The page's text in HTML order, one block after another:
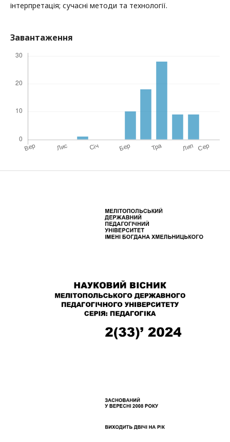
інтерпретація; сучасні методи та технології.
Завантаження